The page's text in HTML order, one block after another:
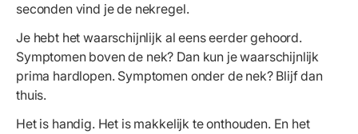
seconden vind je de nekregel.
Je hebt het waarschijnlijk al eens eerder gehoord.
Symptomen boven de nek? Dan kun je waarschijnlijk
prima hardlopen. Symptomen onder de nek? Blijf dan
thuis.
Het is handig. Het is makkelijk te onthouden. En het